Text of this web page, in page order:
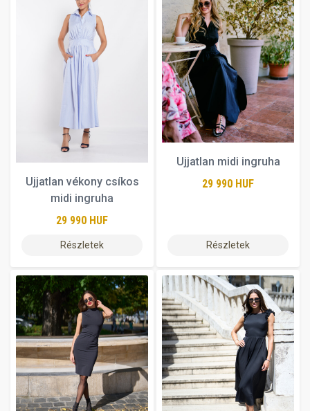
Ujjatlan vékony csíkos
midi ingruha
29 990 HUF
Részletek
Ujjatlan midi ingruha
29 990 HUF
Részletek